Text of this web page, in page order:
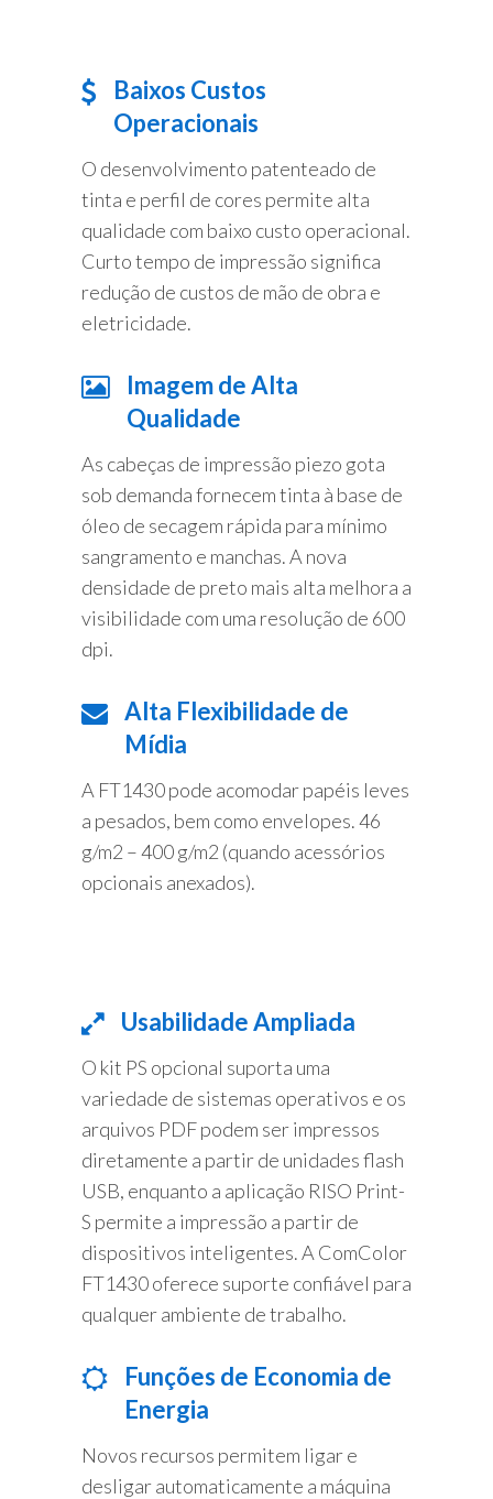
Baixos Custos
Operacionais
O desenvolvimento patenteado de
tinta e perfil de cores permite alta
qualidade com baixo custo operacional.
Curto tempo de impressão significa
redução de custos de mão de obra e
eletricidade.
Imagem de Alta
Qualidade
As cabeças de impressão piezo gota
sob demanda fornecem tinta à base de
óleo de secagem rápida para mínimo
sangramento e manchas. A nova
densidade de preto mais alta melhora a
visibilidade com uma resolução de 600
dpi.
Alta Flexibilidade de
Mídia
A FT1430 pode acomodar papéis leves
a pesados, bem como envelopes. 46
g/m2 – 400 g/m2 (quando acessórios
opcionais anexados).
Usabilidade Ampliada
O kit PS opcional suporta uma
variedade de sistemas operativos e os
arquivos PDF podem ser impressos
diretamente a partir de unidades flash
USB, enquanto a aplicação RISO Print-
S permite a impressão a partir de
dispositivos inteligentes. A ComColor
FT1430 oferece suporte confiável para
qualquer ambiente de trabalho.
Funções de Economia de
Energia
Novos recursos permitem ligar e
desligar automaticamente a máquina